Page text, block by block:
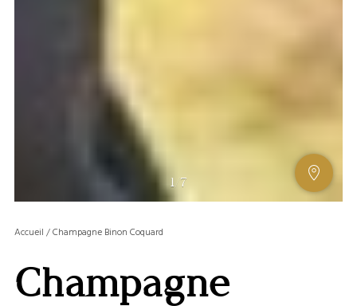
1 7
OU
Accueil /Champagne Binon Coquard
Champagne